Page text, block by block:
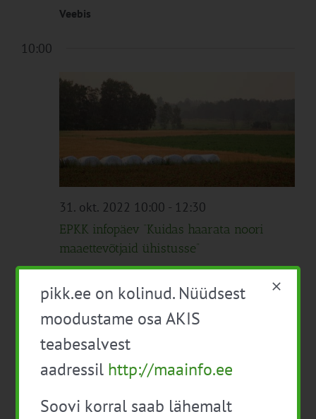
Veebis
10:00
31. okt. 2022 10:00 - 12:30
EPKK infopäev “Kuidas haarata noori
maaettevõtjaid ühistusse”
Eelmine päev
Telli kalender
pikk.ee on kolinud. Nüüdsest
moodustame osa AKIS
teabesalvest
aadressil http://maainfo.ee
Soovi korral saab lähemalt